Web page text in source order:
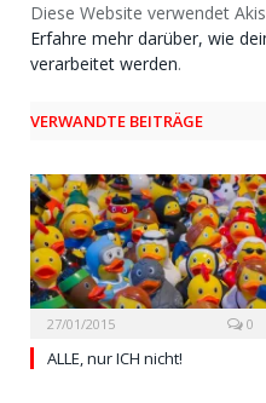
Diese Website verwendet
Erfahre mehr darüber, wie
verarbeitet werden.
VERWANDTE BEITRÄGE
27/01/2015 0
ALLE, nur ICH nicht!